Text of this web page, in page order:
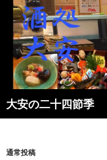
大安の二十四節季
検
索
ン
通常投稿